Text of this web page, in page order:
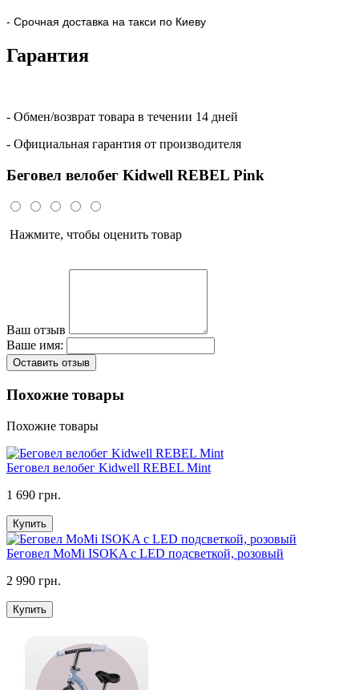
- Срочная доставка на такси по Киеву
Гарантия
- Обмен/возврат товара в течении 14 дней
- Официальная гарантия от производителя
Беговел велобег Kidwell REBEL Pink
Нажмите, чтобы оценить товар
Ваш отзыв
Ваше имя:
Оставить отзыв
Похожие товары
Похожие товары
Беговел велобег Kidwell REBEL Mint
1 690 грн.
Купить
Беговел MoMi ISOKA с LED подсветкой, розовый
2 990 грн.
Купить